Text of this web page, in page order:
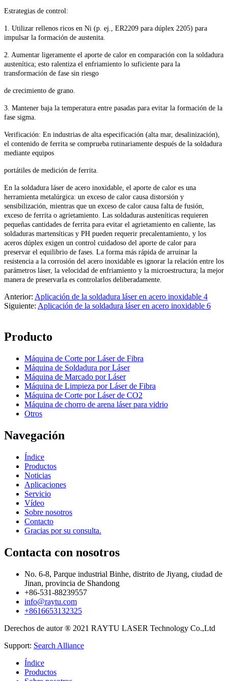
Estrategias de control:
1. Utilizar rellenos ricos en Ni (p. ej., ER2209 para dúplex 2205) para
impulsar la formación de austenita.
2. Aumentar ligeramente el aporte de calor en comparación con la soldadura
austenítica; esto ralentiza el enfriamiento lo suficiente para la
transformación de fase sin riesgo
de crecimiento de grano.
3. Mantener baja la temperatura entre pasadas para evitar la formación de la
fase sigma.
Verificación: En industrias de alta especificación (alta mar, desalinización),
el contenido de ferrita se comprueba rutinariamente después de la soldadura
mediante equipos
portátiles de medición de ferrita.
En la soldadura láser de acero inoxidable, el aporte de calor es una
herramienta metalúrgica: un exceso de calor causa distorsión y
sensibilización, mientras que un exceso de calor causa falta de fusión,
exceso de ferrita o agrietamiento. Las soldaduras austeníticas requieren
pequeñas cantidades de ferrita para evitar el agrietamiento en caliente, las
soldaduras martensíticas y PH pueden requerir precalentamiento, y los
aceros dúplex exigen un control cuidadoso del aporte de calor para
preservar el equilibrio de fases. La forma más rápida de arruinar la
resistencia a la corrosión del acero inoxidable es ignorar la relación entre los
parámetros láser, la velocidad de enfriamiento y la microestructura; la mejor
manera de preservarla es controlarlos deliberadamente.
Anterior: Aplicación de la soldadura láser en acero inoxidable 4
Siguiente: Aplicación de la soldadura láser en acero inoxidable 6
Producto
Máquina de Corte por Láser de Fibra
Máquina de Soldadura por Láser
Máquina de Marcado por Láser
Máquina de Limpieza por Láser de Fibra
Máquina de Corte por Láser de CO2
Máquina de chorro de arena láser para vidrio
Otros
Navegación
Índice
Productos
Noticias
Aplicaciones
Servicio
Vídeo
Sobre nosotros
Contacto
Gracias por su consulta.
Contacta con nosotros
No. 6-8, Parque industrial Binhe, distrito de Jiyang, ciudad de
Jinan, provincia de Shandong
+86-531-88239557
info@raytu.com
+8616653132325
Derechos de autor ® 2021 RAYTU LASER Technology Co.,Ltd
Support: Search Alliance
Índice
Productos